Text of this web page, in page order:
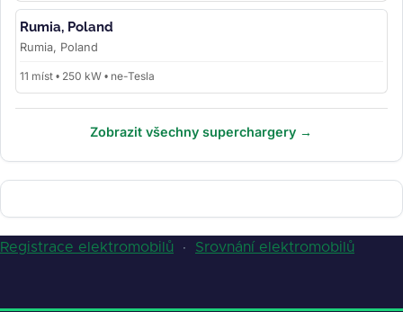
Rumia, Poland
Rumia, Poland
11 míst • 250 kW • ne-Tesla
Zobrazit všechny superchargery →
Registrace elektromobilů · Srovnání elektromobilů